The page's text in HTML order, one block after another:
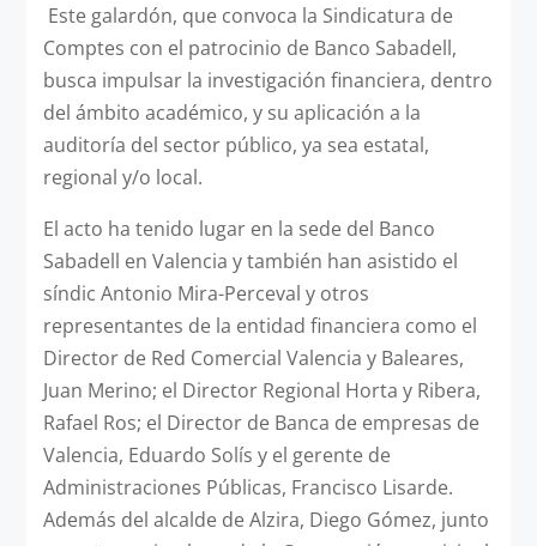
Este galardón, que convoca la Sindicatura de
Comptes con el patrocinio de Banco Sabadell,
busca impulsar la investigación financiera, dentro
del ámbito académico, y su aplicación a la
auditoría del sector público, ya sea estatal,
regional y/o local.
El acto ha tenido lugar en la sede del Banco
Sabadell en Valencia y también han asistido el
síndic Antonio Mira-Perceval y otros
representantes de la entidad financiera como el
Director de Red Comercial Valencia y Baleares,
Juan Merino; el Director Regional Horta y Ribera,
Rafael Ros; el Director de Banca de empresas de
Valencia, Eduardo Solís y el gerente de
Administraciones Públicas, Francisco Lisarde.
Además del alcalde de Alzira, Diego Gómez, junto